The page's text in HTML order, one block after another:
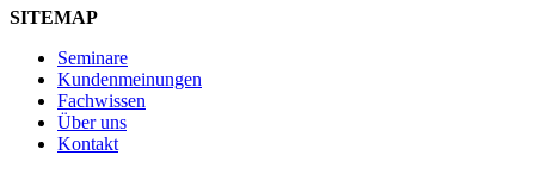
SITEMAP
Seminare
Kundenmeinungen
Fachwissen
Über uns
Kontakt